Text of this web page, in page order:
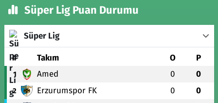
Süper Lig Puan Durumu
Süper Lig
# Takım O P
1 Amed 0 0
2 Erzurumspor FK 0 0